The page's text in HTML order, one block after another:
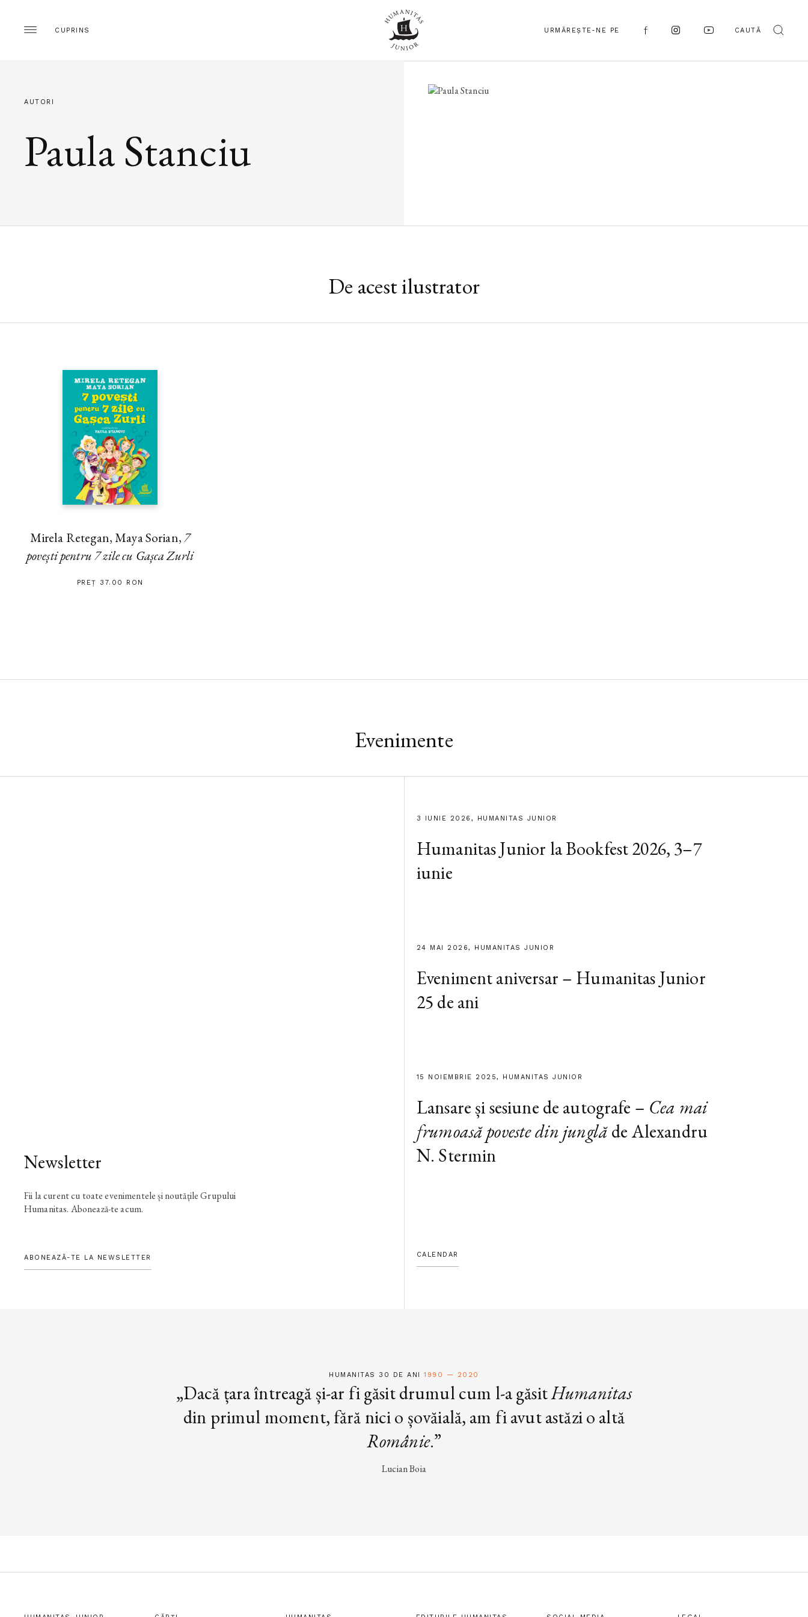
CUPRINS URMĂREȘTE-NE PE CAUTĂ
AUTORI
Paula Stanciu
De acest ilustrator
Mirela Retegan, Maya Sorian,7
povești pentru 7 zile cu Gașca Zurli
PREȚ 37.00 RON
Evenimente
3 IUNIE 2026, HUMANITAS JUNIOR
Humanitas Junior la Bookfest 2026, 3–7
iunie
24 MAI 2026, HUMANITAS JUNIOR
Eveniment aniversar – Humanitas Junior
25 de ani
15 NOIEMBRIE 2025, HUMANITAS JUNIOR
Lansare și sesiune de autografe – Cea mai
frumoasă poveste din junglăde Alexandru
N. Stermin
CALENDAR
Newsletter
Fii la curent cu toate evenimentele și noutățile Grupului
Humanitas. Abonează-te acum.
ABONEAZĂ-TE LA NEWSLETTER
HUMANITAS 30 DE ANI1990 — 2020
„Dacă țara întreagă și-ar fi găsit drumul cum l-a găsitHumanitas
din primul moment, fără nici o șovăială, am fi avut astăzi o altă
Românie.”
Lucian Boia